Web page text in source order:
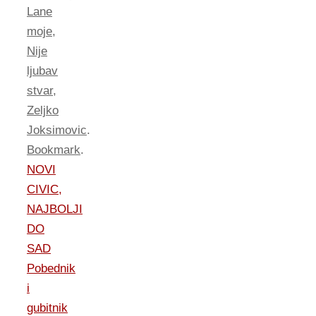
Lane
moje,
Nije
ljubav
stvar,
Zeljko
Joksimovic.
Bookmark.
NOVI
CIVIC,
NAJBOLJI
DO
SAD
Pobednik
i
gubitnik